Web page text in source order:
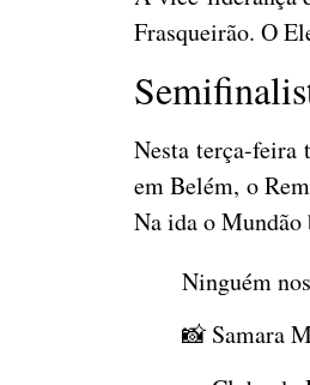
Frasqueirão. O
Nesta terça-feira
em Belém, o
Na ida o Mundão
Ninguém
📸 Samara